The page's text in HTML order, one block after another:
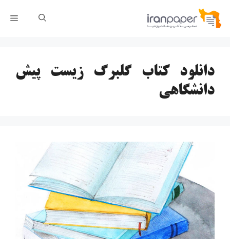
پرش
دانلود کتاب گلبرگ زیست پیش
دانشگاهی